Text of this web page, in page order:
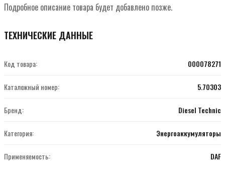
Подробное описание товара будет добавлено позже.
ТЕХНИЧЕСКИЕ ДАННЫЕ
Код товара: 000078271
Каталожный номер: 5.70303
Бренд: Diesel Technic
Категория: Энергоаккумуляторы
Применяемость: DAF